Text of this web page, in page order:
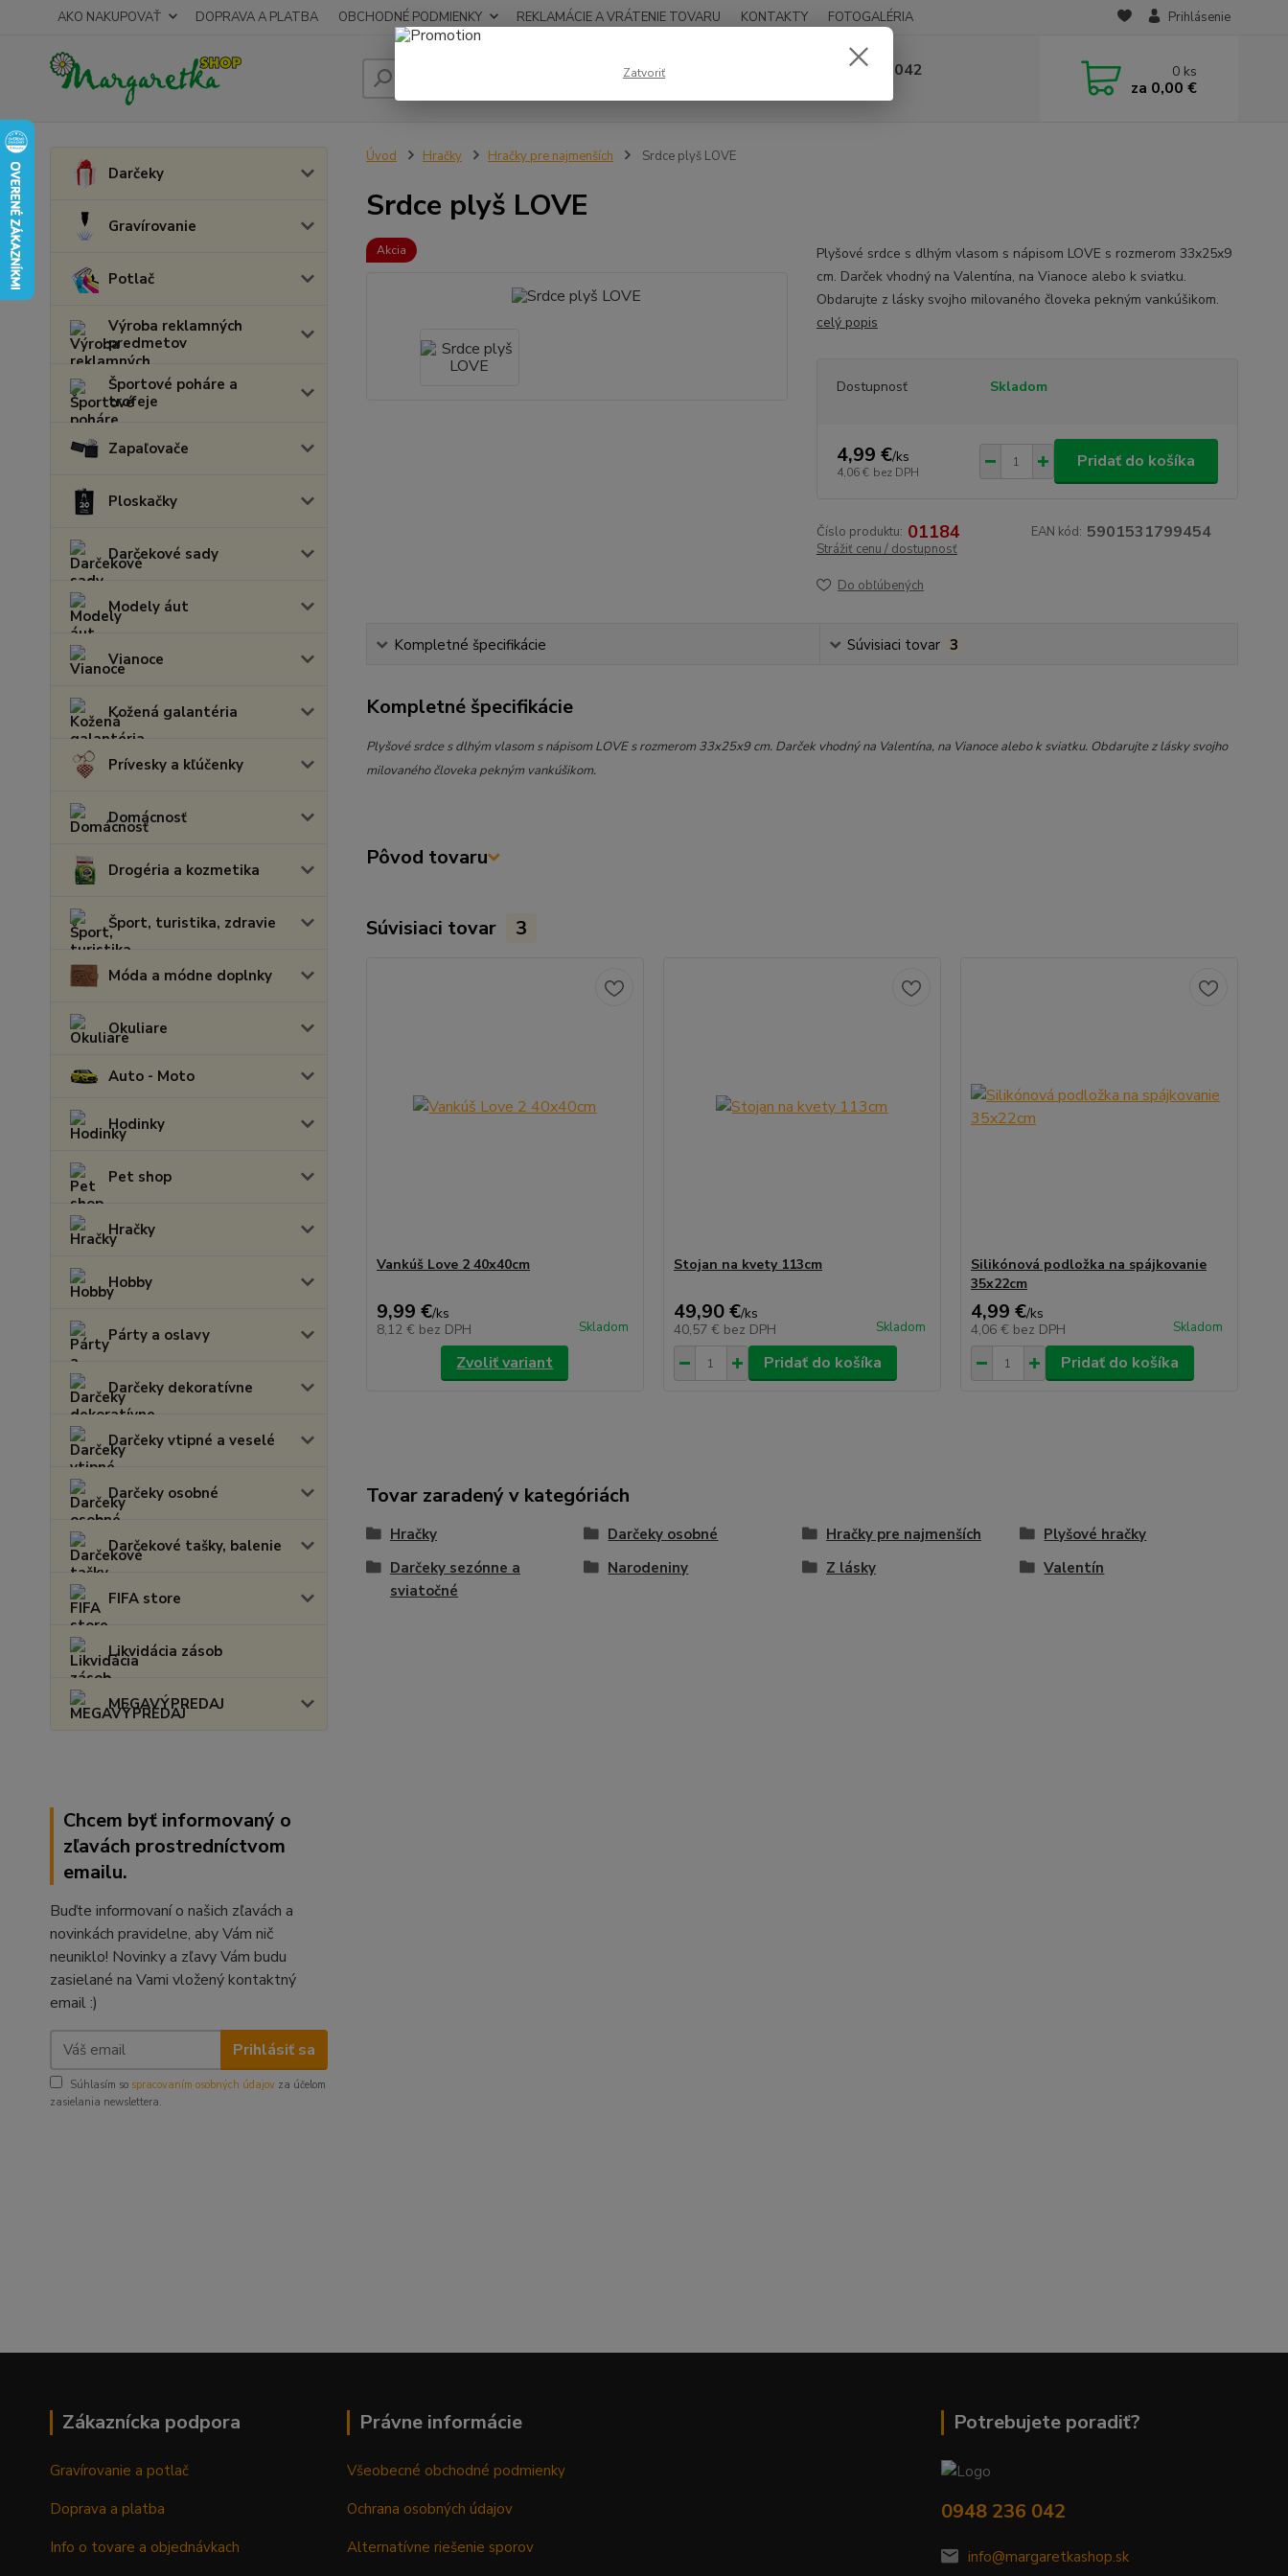
AKO NAKUPOVAŤ DOPRAVA A PLATBA OBCHODNÉ PODMIENKY REKLAMÁCIE A VRÁTENIE TOVARU KONTAKTY FOTOGALÉRIA Prihlásenie
Hľadať 0948 236 042 0 ks
za 0,00 €
Darčeky
Gravírovanie
Potlač
Výroba reklamných
predmetov
Športové poháre a
trofeje
Zapaľovače
Ploskačky
Darčekové sady
Modely áut
Vianoce
Kožená galantéria
Prívesky a kľúčenky
Domácnosť
Drogéria a kozmetika
Šport, turistika, zdravie
Móda a módne doplnky
Okuliare
Auto - Moto
Hodinky
Pet shop
Hračky
Hobby
Párty a oslavy
Darčeky dekoratívne
Darčeky vtipné a veselé
Darčeky osobné
Darčekové tašky, balenie
FIFA store
Likvidácia zásob
MEGAVÝPREDAJ
Chcem byť informovaný o
zľavách prostredníctvom
emailu.
Buďte informovaní o našich zľavách a
novinkách pravidelne, aby Vám nič
neuniklo! Novinky a zľavy Vám budu
zasielané na Vami vložený kontaktný
email :)
Prihlásiť sa
Súhlasím so spracovaním osobných údajov za účelom
zasielania newslettera.
Úvod Hračky Hračky pre najmenších Srdce plyš LOVE
Srdce plyš LOVE
Akcia
Plyšové srdce s dlhým vlasom s nápisom LOVE s rozmerom 33x25x9
cm. Darček vhodný na Valentína, na Vianoce alebo k sviatku.
Obdarujte z lásky svojho milovaného človeka pekným vankúšikom.
celý popis
Dostupnosť Skladom
4,99 €/ks
4,06 € bez DPH
Pridať do košíka
Číslo produktu: 01184 EAN kód: 5901531799454
Strážiť cenu / dostupnosť
Do obľúbených
Kompletné špecifikácie Súvisiaci tovar 3
Kompletné špecifikácie
Plyšové srdce s dlhým vlasom s nápisom LOVE s rozmerom 33x25x9 cm. Darček vhodný na Valentína, na Vianoce alebo k sviatku. Obdarujte z lásky svojho
milovaného človeka pekným vankúšikom.
Pôvod tovaru
Súvisiaci tovar 3
Vankúš Love 2 40x40cm
9,99 €/ks
8,12 € bez DPH Skladom
Zvoliť variant
Stojan na kvety 113cm
49,90 €/ks
40,57 € bez DPH Skladom
Pridať do košíka
Silikónová podložka na spájkovanie
35x22cm
4,99 €/ks
4,06 € bez DPH Skladom
Pridať do košíka
Tovar zaradený v kategóriách
Hračky Darčeky osobné Hračky pre najmenších
Plyšové hračky
Darčeky sezónne a
sviatočné
Narodeniny Z lásky Valentín
Zákaznícka podpora
Gravírovanie a potlač
Doprava a platba
Info o tovare a objednávkach
Právne informácie
Všeobecné obchodné podmienky
Ochrana osobných údajov
Alternatívne riešenie sporov
Potrebujete poradiť?
0948 236 042
info@margaretkashop.sk
Zatvoriť